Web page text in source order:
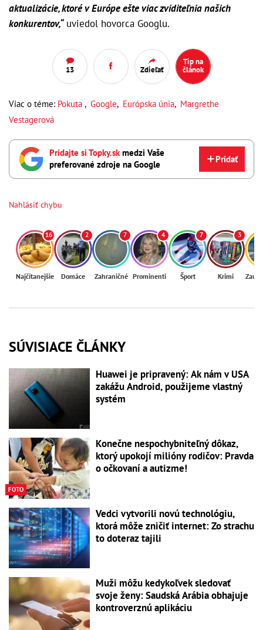
aktualizácie, ktoré v Európe ešte viac zviditeľnia našich
konkurentov,“uviedol hovorca Googlu.
13 Zdieľať
Tip na
článok
Viac o téme: Pokuta , Google, Európska únia, Margrethe
Vestagerová
Pridajte si Topky.skmedzi Vaše
preferované zdroje na Google
Pridať
Nahlásiť chybu
16
Najčítanejšie
2
Domáce
7
Zahraničné
4
Prominenti
7
Šport
3
Krimi
SÚVISIACE ČLÁNKY
Huawei je pripravený: Ak nám v USA
zakážu Android, použijeme vlastný
systém
FOTO
Konečne nespochybniteľný dôkaz,
ktorý upokojí milióny rodičov: Pravda
o očkovaní a autizme!
Vedci vytvorili novú technológiu,
ktorá môže zničiť internet: Zo strachu
to doteraz tajili
Muži môžu kedykoľvek sledovať
svoje ženy: Saudská Arábia obhajuje
kontroverznú aplikáciu